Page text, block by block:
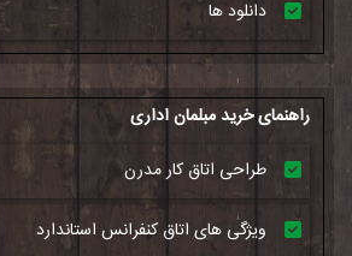
دانلود ها
راهنمای خرید مبلمان اداری
طراحی اتاق کار مدرن
ویژگی های اتاق کنفرانس استاندارد